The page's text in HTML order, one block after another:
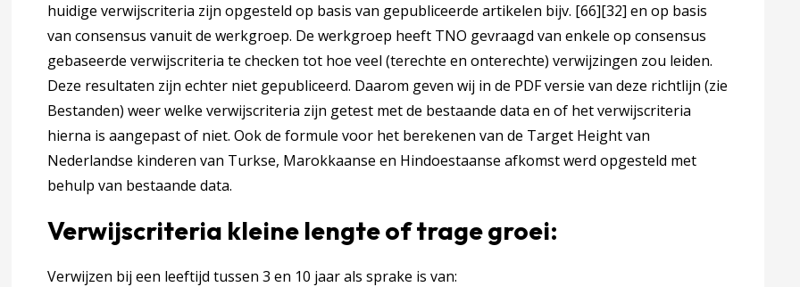
huidige verwijscriteria zijn opgesteld op basis van gepubliceerde artikelen bijv. [66][32] en op basis
van consensus vanuit de werkgroep. De werkgroep heeft TNO gevraagd van enkele op consensus
gebaseerde verwijscriteria te checken tot hoe veel (terechte en onterechte) verwijzingen zou leiden.
Deze resultaten zijn echter niet gepubliceerd. Daarom geven wij in de PDF versie van deze richtlijn (zie
Bestanden) weer welke verwijscriteria zijn getest met de bestaande data en of het verwijscriteria
hierna is aangepast of niet. Ook de formule voor het berekenen van de Target Height van
Nederlandse kinderen van Turkse, Marokkaanse en Hindoestaanse afkomst werd opgesteld met
behulp van bestaande data.
Verwijscriteria kleine lengte of trage groei:
Verwijzen bij een leeftijd tussen 3 en 10 jaar als sprake is van: